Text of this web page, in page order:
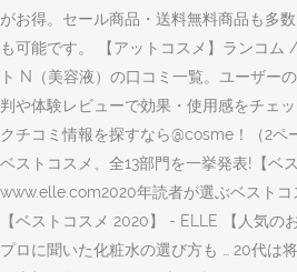
がお得。セール商品・送料無料商品も多
も可能です。 【アットコスメ】ランコム
ト N（美容液）の口コミ一覧。ユーザー
判や体験レビューで効果・使用感をチェ
クチコミ情報を探すなら@cosme！（2ペ
ベストコスメ、全13部門を一挙発表!【ベ
www.elle.com2020年読者が選ぶベストコ
【ベストコスメ 2020】 - ELLE 【人気の
プロに聞いた化粧水の選び方も … 20代は